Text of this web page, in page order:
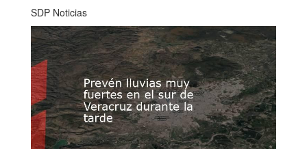
SDP Noticias